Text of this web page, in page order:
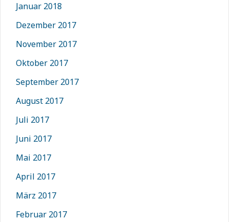
Januar 2018
Dezember 2017
November 2017
Oktober 2017
September 2017
August 2017
Juli 2017
Juni 2017
Mai 2017
April 2017
März 2017
Februar 2017